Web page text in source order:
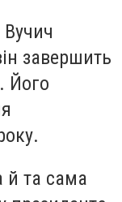
Вучич
завершить
Його
й та сама